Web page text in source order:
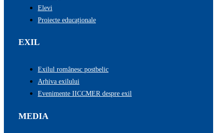
Elevi
Proiecte educaționale
EXIL
Exilul românesc postbelic
Arhiva exilului
Evenimente IICCMER despre exil
MEDIA